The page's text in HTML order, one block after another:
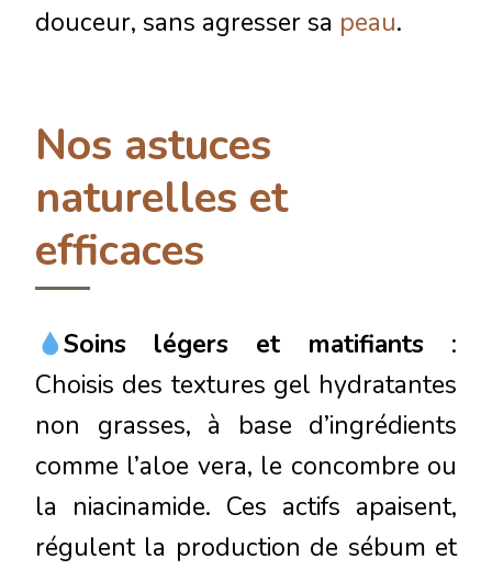
douceur, sans agresser sa peau.
Nos astuces
naturelles et
efficaces
Soins légers et matifiants :
Choisis des textures gel hydratantes
non grasses, à base d’ingrédients
comme l’aloe vera, le concombre ou
la niacinamide. Ces actifs apaisent,
régulent la production de sébum et